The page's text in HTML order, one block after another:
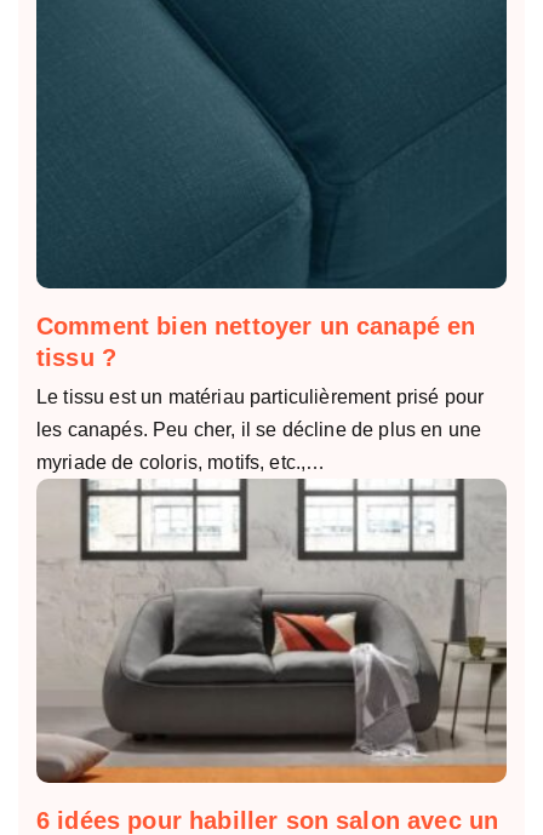
Comment bien nettoyer un canapé en
tissu ?
Le tissu est un matériau particulièrement prisé pour
les canapés. Peu cher, il se décline de plus en une
myriade de coloris, motifs, etc.,…
6 idées pour habiller son salon avec un